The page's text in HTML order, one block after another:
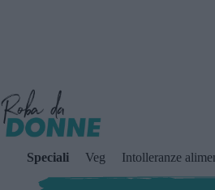
Speciali Veg Intolleranze